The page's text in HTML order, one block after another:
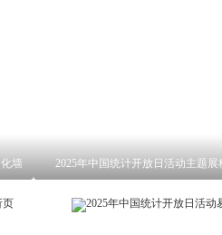
墙 2025年中国统计开放日活动主题展